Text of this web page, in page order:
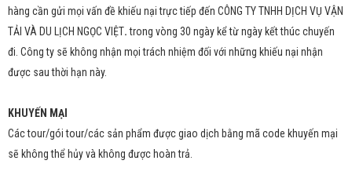
hàng cần gửi mọi vấn đề khiếu nại trực tiếp đến CÔNG TY TNHH DỊCH VỤ VẬN
TẢI VÀ DU LỊCH NGỌC VIỆT.trong vòng 30 ngày kể từ ngày kết thúc chuyến
đi. Công ty sẽ không nhận mọi trách nhiệm đối với những khiếu nại nhận
được sau thời hạn này.
KHUYẾN MẠI
Các tour/gói tour/các sản phẩm được giao dịch bằng mã code khuyến mại
sẽ không thể hủy và không được hoàn trả.